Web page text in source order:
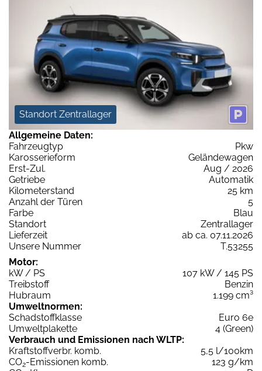
Standort Zentrallager
Allgemeine Daten:
Fahrzeugtyp
Pkw
Karosserieform
Geländewagen
Erst-Zul.
Aug / 2026
Getriebe
Automatik
Kilometerstand
25 km
Anzahl der Türen
5
Farbe
Blau
Standort
Zentrallager
Lieferzeit
ab ca. 07.11.2026
Unsere Nummer
T.53255
Motor:
kW / PS
107 kW / 145 PS
Treibstoff
Benzin
Hubraum
1.199 cm³
Umweltnormen:
Schadstoffklasse
Euro 6e
Umweltplakette
4 (Green)
Verbrauch und Emissionen nach WLTP:
Kraftstoffverbr. komb.
5,5 l/100km
CO2-Emissionen komb.
123 g/km